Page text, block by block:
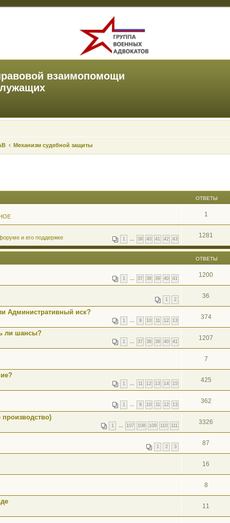
взаимопомощи
Механизм судебной защиты
ОТВЕТЫ
1
1 … 39 40 41 42 43
и его поддержке 1281
ОТВЕТЫ
1 … 37 38 39 40 41 1200
1 2 36
Административный иск?
1 … 9 10 11 12 13 374
ли шансы?
1 … 37 38 39 40 41 1207
7
1 … 11 12 13 14 15 425
1 … 9 10 11 12 13 362
1 … 107 108 109 110 111 3326
1 2 3 87
16
8
11